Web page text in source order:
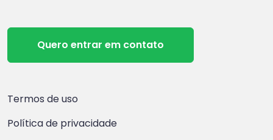
Quero entrar em contato
Termos de uso
Política de privacidade